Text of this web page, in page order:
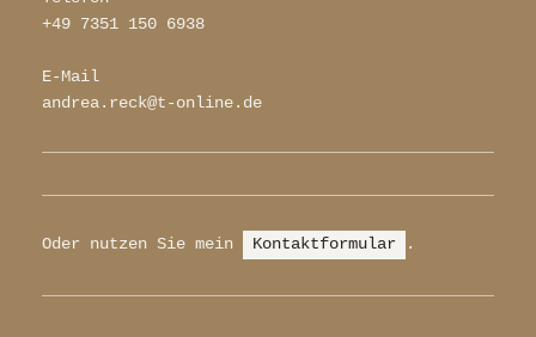
+49 7351 150 6938
E-Mail
andrea.reck@t-online.de
Oder nutzen Sie mein Kontaktformular .